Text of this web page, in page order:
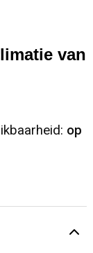
van
op